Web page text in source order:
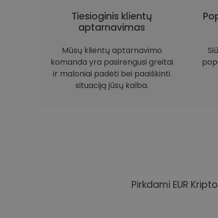
Tiesioginis klientų
aptarnavimas
Mūsų klientų aptarnavimo
komanda yra pasirengusi greitai
ir maloniai padėti bei paaiškinti
situaciją jūsų kalba.
Pirkdami EUR